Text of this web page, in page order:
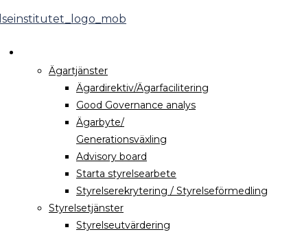
Ägartjänster
Ägardirektiv/Ägarfacilitering
Good Governance analys
Ägarbyte/
Generationsväxling
Advisory board
Starta styrelsearbete
Styrelserekrytering / Styrelseförmedling
Styrelsetjänster
Styrelseutvärdering